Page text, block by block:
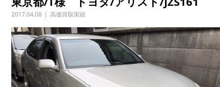
2017.04.08 高価買取実績